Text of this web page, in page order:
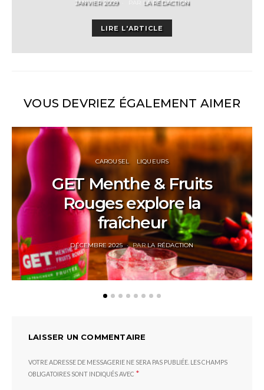
POSTED
JANVIER 2009 LA RÉDACTION
LIRE L'ARTICLE
VOUS DEVRIEZ ÉGALEMENT AIMER
CAROUSEL LIQUEURS
GET Menthe & Fruits
Rouges explore la
fraîcheur
POSTED
ON
DÉCEMBRE 2025 PAR LA RÉDACTION
LAISSER UN COMMENTAIRE
VOTRE ADRESSE DE MESSAGERIE NE SERA PAS PUBLIÉE. LES CHAMPS
OBLIGATOIRES SONT INDIQUÉS AVEC *